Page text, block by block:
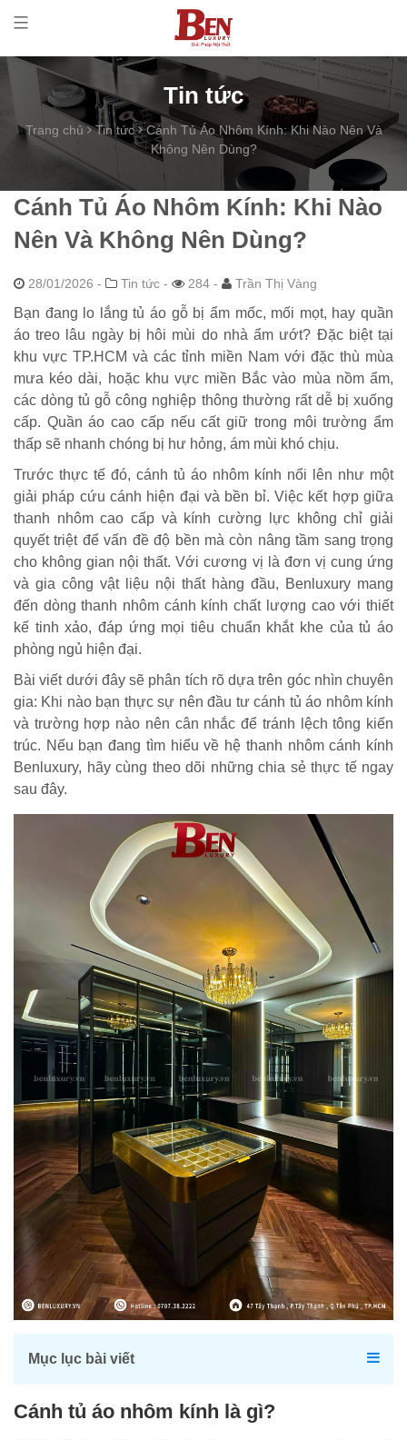
Tin tức
Trang chủ Tin tức
Cánh Tủ Áo Nhôm Kính: Khi Nào Nên Và
Không Nên Dùng?
Cánh Tủ Áo Nhôm Kính: Khi Nào
Nên Và Không Nên Dùng?
28/01/2026 - Tin tức - 284 - Trần Thị Vàng
Bạn đang lo lắng tủ áo gỗ bị ẩm mốc, mối mọt, hay quần
áo treo lâu ngày bị hôi mùi do nhà ẩm ướt? Đặc biệt tại
khu vực TP.HCM và các tỉnh miền Nam với đặc thù mùa
mưa kéo dài, hoặc khu vực miền Bắc vào mùa nồm ẩm,
các dòng tủ gỗ công nghiệp thông thường rất dễ bị xuống
cấp. Quần áo cao cấp nếu cất giữ trong môi trường ẩm
thấp sẽ nhanh chóng bị hư hỏng, ám mùi khó chịu.
Trước thực tế đó, cánh tủ áo nhôm kính nổi lên như một
giải pháp cứu cánh hiện đại và bền bỉ. Việc kết hợp giữa
thanh nhôm cao cấp và kính cường lực không chỉ giải
quyết triệt để vấn đề độ bền mà còn nâng tầm sang trọng
cho không gian nội thất. Với cương vị là đơn vị cung ứng
và gia công vật liệu nội thất hàng đầu, Benluxury mang
đến dòng thanh nhôm cánh kính chất lượng cao với thiết
kế tinh xảo, đáp ứng mọi tiêu chuẩn khắt khe của tủ áo
phòng ngủ hiện đại.
Bài viết dưới đây sẽ phân tích rõ dựa trên góc nhìn chuyên
gia: Khi nào bạn thực sự nên đầu tư cánh tủ áo nhôm kính
và trường hợp nào nên cân nhắc để tránh lệch tông kiến
trúc. Nếu bạn đang tìm hiểu về hệ thanh nhôm cánh kính
Benluxury, hãy cùng theo dõi những chia sẻ thực tế ngay
sau đây.
Mục lục bài viết
Cánh tủ áo nhôm kính là gì?